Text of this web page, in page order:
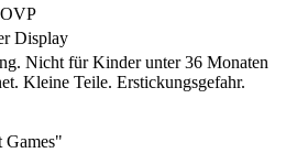
Display
Nicht für Kinder unter 36 Monaten
Kleine Teile. Erstickungsgefahr.
Games"